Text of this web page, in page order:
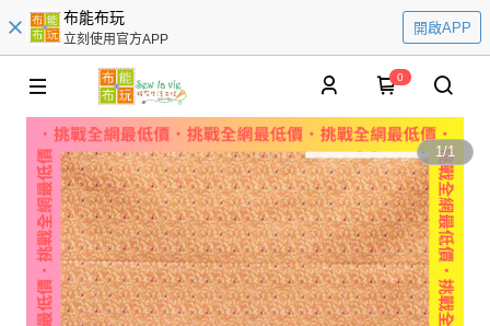
布能布玩
立刻使用官方APP
開啟APP
0
1/1